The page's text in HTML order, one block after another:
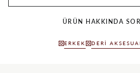
ÜRÜN HAKKINDA
ERKEK DERI